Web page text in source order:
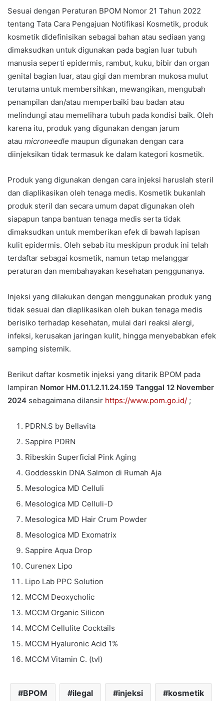
Sesuai dengan Peraturan BPOM Nomor 21 Tahun 2022
tentang Tata Cara Pengajuan Notifikasi Kosmetik, produk
kosmetik didefinisikan sebagai bahan atau sediaan yang
dimaksudkan untuk digunakan pada bagian luar tubuh
manusia seperti epidermis, rambut, kuku, bibir dan organ
genital bagian luar, atau gigi dan membran mukosa mulut
terutama untuk membersihkan, mewangikan, mengubah
penampilan dan/atau memperbaiki bau badan atau
melindungi atau memelihara tubuh pada kondisi baik. Oleh
karena itu, produk yang digunakan dengan jarum
atau microneedle maupun digunakan dengan cara
diinjeksikan tidak termasuk ke dalam kategori kosmetik.
Produk yang digunakan dengan cara injeksi haruslah steril
dan diaplikasikan oleh tenaga medis. Kosmetik bukanlah
produk steril dan secara umum dapat digunakan oleh
siapapun tanpa bantuan tenaga medis serta tidak
dimaksudkan untuk memberikan efek di bawah lapisan
kulit epidermis. Oleh sebab itu meskipun produk ini telah
terdaftar sebagai kosmetik, namun tetap melanggar
peraturan dan membahayakan kesehatan penggunanya.
Injeksi yang dilakukan dengan menggunakan produk yang
tidak sesuai dan diaplikasikan oleh bukan tenaga medis
berisiko terhadap kesehatan, mulai dari reaksi alergi,
infeksi, kerusakan jaringan kulit, hingga menyebabkan efek
samping sistemik.
Berikut daftar kosmetik injeksi yang ditarik BPOM pada
lampiran Nomor HM.01.1.2.11.24.159 Tanggal 12 November
2024 sebagaimana dilansir https://www.pom.go.id/ ;
PDRN.S by Bellavita
Sappire PDRN
Ribeskin Superficial Pink Aging
Goddesskin DNA Salmon di Rumah Aja
Mesologica MD Celluli
Mesologica MD Celluli-D
Mesologica MD Hair Crum Powder
Mesologica MD Exomatrix
Sappire Aqua Drop
Curenex Lipo
Lipo Lab PPC Solution
MCCM Deoxycholic
MCCM Organic Silicon
MCCM Cellulite Cocktails
MCCM Hyaluronic Acid 1%
MCCM Vitamin C. (tvl)
BPOM ilegal injeksi kosmetik